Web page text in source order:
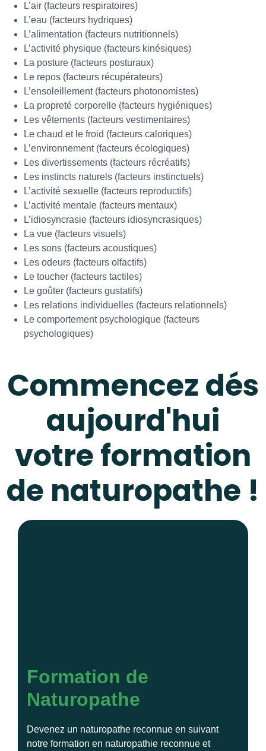
L’air (facteurs respiratoires)
L’eau (facteurs hydriques)
L’alimentation (facteurs nutritionnels)
L’activité physique (facteurs kinésiques)
La posture (facteurs posturaux)
Le repos (facteurs récupérateurs)
L’ensoleillement (facteurs photonomistes)
La propreté corporelle (facteurs hygiéniques)
Les vêtements (facteurs vestimentaires)
Le chaud et le froid (facteurs caloriques)
L’environnement (facteurs écologiques)
Les divertissements (facteurs récréatifs)
Les instincts naturels (facteurs instinctuels)
L’activité sexuelle (facteurs reproductifs)
L’activité mentale (facteurs mentaux)
L’idiosyncrasie (facteurs idiosyncrasiques)
La vue (facteurs visuels)
Les sons (facteurs acoustiques)
Les odeurs (facteurs olfactifs)
Le toucher (facteurs tactiles)
Le goûter (facteurs gustatifs)
Les relations individuelles (facteurs relationnels)
Le comportement psychologique (facteurs
psychologiques)
Commencez dés
aujourd'hui
votre formation
de naturopathe !
Formation de
Naturopathe
Devenez un naturopathe reconnue en suivant
notre formation en naturopathie reconnue et